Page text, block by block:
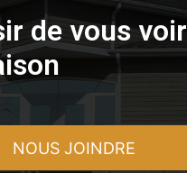
de vous voir
NOUS JOINDRE